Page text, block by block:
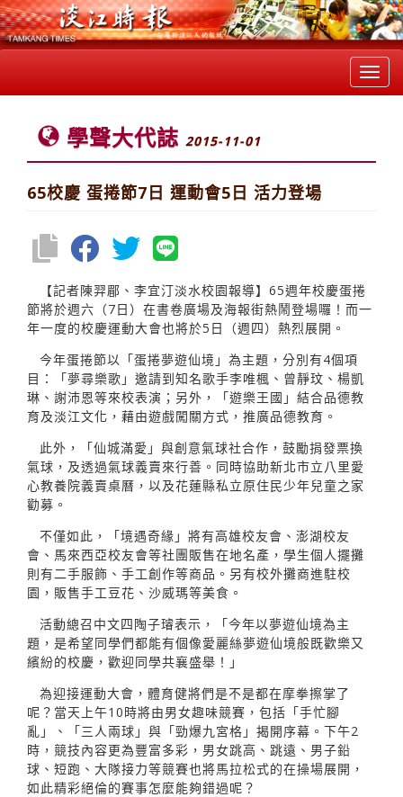
學聲大代誌 2015-11-01
65校慶 蛋捲節7日 運動會5日 活力登場
【記者陳羿郿、李宜汀淡水校園報導】65週年校慶蛋捲
節將於週六（7日）在書卷廣場及海報街熱鬧登場囉！而一
年一度的校慶運動大會也將於5日（週四）熱烈展開。
今年蛋捲節以「蛋捲夢遊仙境」為主題，分別有4個項
目：「夢尋樂歌」邀請到知名歌手李唯楓、曾靜玟、楊凱
琳、謝沛恩等來校表演；另外，「遊樂王國」結合品德教
育及淡江文化，藉由遊戲闖關方式，推廣品德教育。
此外，「仙城滿愛」與創意氣球社合作，鼓勵捐發票換
氣球，及透過氣球義賣來行善。同時協助新北市立八里愛
心教養院義賣桌曆，以及花蓮縣私立原住民少年兒童之家
勸募。
不僅如此，「境遇奇緣」將有高雄校友會、澎湖校友
會、馬來西亞校友會等社團販售在地名產，學生個人擺攤
則有二手服飾、手工創作等商品。另有校外攤商進駐校
園，販售手工豆花、沙威瑪等美食。
活動總召中文四陶子璿表示，「今年以夢遊仙境為主
題，是希望同學們都能有個像愛麗絲夢遊仙境般既歡樂又
繽紛的校慶，歡迎同學共襄盛舉！」
為迎接運動大會，體育健將們是不是都在摩拳擦掌了
呢？當天上午10時將由男女趣味競賽，包括「手忙腳
亂」、「三人兩球」與「勁爆九宮格」揭開序幕。下午2
時，競技內容更為豐富多彩，男女跳高、跳遠、男子鉛
球、短跑、大隊接力等競賽也將馬拉松式的在操場展開，
如此精彩絕倫的賽事怎麼能夠錯過呢？